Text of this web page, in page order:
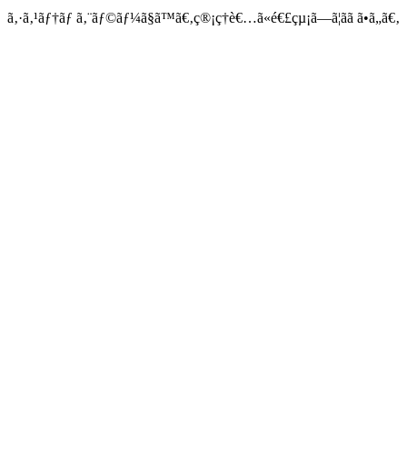
ã‚·ã‚¹ãƒ†ãƒ ã‚¨ãƒ©ãƒ¼ã§ã™ã€‚ç®¡ç†è€…ã«é€£çµ¡ã—ã¦ãã ã•ã„ã€‚